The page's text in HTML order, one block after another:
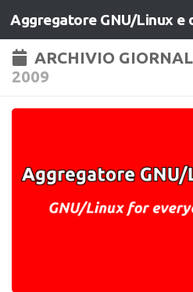
Salta al contenuto
Aggregatore GNU/Linux e
ARCHIVIO
2009